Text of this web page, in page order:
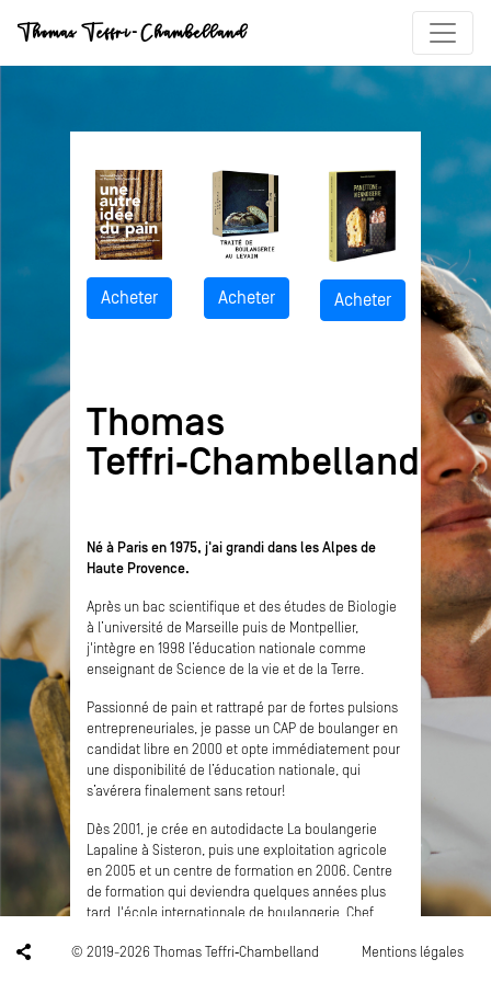
Acheter Acheter Acheter
Thomas
Teffri‑Chambelland
Né à Paris en 1975, j'ai grandi dans les Alpes de
Haute Provence.
Après un bac scientifique et des études de Biologie
à l’université de Marseille puis de Montpellier,
j'intègre en 1998 l’éducation nationale comme
enseignant de Science de la vie et de la Terre.
Passionné de pain et rattrapé par de fortes pulsions
entrepreneuriales, je passe un CAP de boulanger en
candidat libre en 2000 et opte immédiatement pour
une disponibilité de l’éducation nationale, qui
s’avérera finalement sans retour!
Dès 2001, je crée en autodidacte La boulangerie
Lapaline à Sisteron, puis une exploitation agricole
en 2005 et un centre de formation en 2006. Centre
de formation qui deviendra quelques années plus
tard, l'école internationale de boulangerie. Chef
mes associés, de nouveaux concepts en
Mentions légales
© 2019-2026 Thomas Teffri‑Chambelland